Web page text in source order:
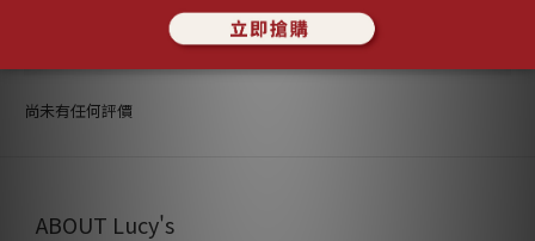
尚未有任何評價
ABOUT Lucy's